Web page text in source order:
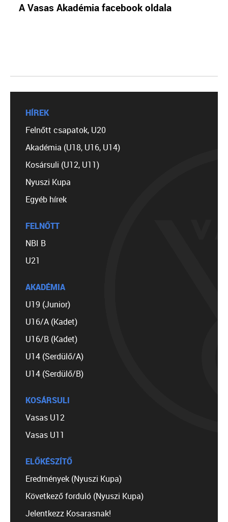
A Vasas Akadémia facebook oldala
HÍREK
Felnőtt csapatok, U20
Akadémia (U18, U16, U14)
Kosársuli (U12, U11)
Nyuszi Kupa
Egyéb hírek
FELNŐTT
NBI B
U21
AKADÉMIA
U19 (Junior)
U16/A (Kadet)
U16/B (Kadet)
U14 (Serdülő/A)
U14 (Serdülő/B)
KOSÁRSULI
Vasas U12
Vasas U11
ELŐKÉSZÍTŐ
Eredmények (Nyuszi Kupa)
Következő forduló (Nyuszi Kupa)
Jelentkezz Kosarasnak!